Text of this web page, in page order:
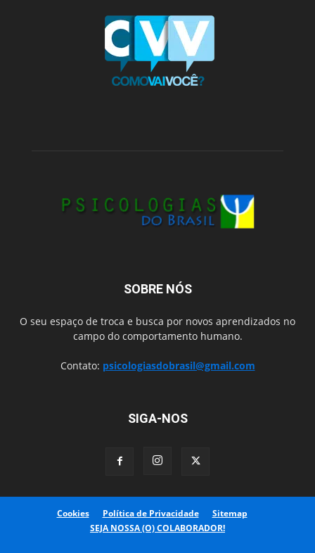
SOBRE NÓS
O seu espaço de troca e busca por novos aprendizados no
campo do comportamento humano.
Contato: psicologiasdobrasil@gmail.com
SIGA-NOS
Cookies Política de Privacidade
Sitemap
SEJA NOSSA (O) COLABORADOR!